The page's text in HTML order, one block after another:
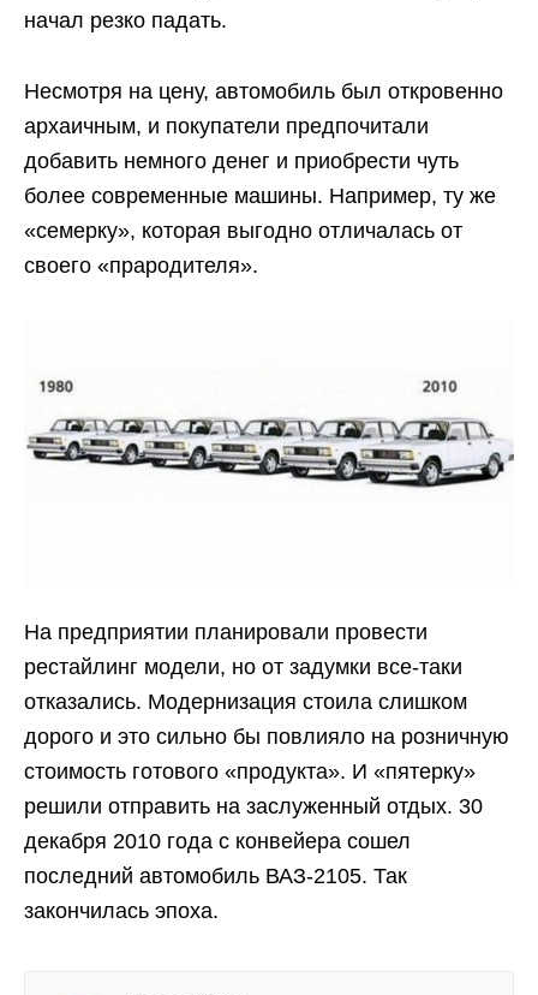
начал резко падать.
Несмотря на цену, автомобиль был откровенно
архаичным, и покупатели предпочитали
добавить немного денег и приобрести чуть
более современные машины. Например, ту же
«семерку», которая выгодно отличалась от
своего «прародителя».
На предприятии планировали провести
рестайлинг модели, но от задумки все-таки
отказались. Модернизация стоила слишком
дорого и это сильно бы повлияло на розничную
стоимость готового «продукта». И «пятерку»
решили отправить на заслуженный отдых. 30
декабря 2010 года с конвейера сошел
последний автомобиль ВАЗ-2105. Так
закончилась эпоха.